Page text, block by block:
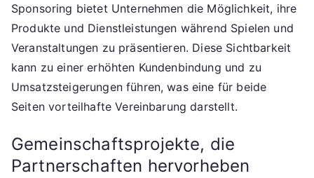
Sponsoring bietet Unternehmen die Möglichkeit, ihre
Produkte und Dienstleistungen während Spielen und
Veranstaltungen zu präsentieren. Diese Sichtbarkeit
kann zu einer erhöhten Kundenbindung und zu
Umsatzsteigerungen führen, was eine für beide
Seiten vorteilhafte Vereinbarung darstellt.
Gemeinschaftsprojekte, die
Partnerschaften hervorheben